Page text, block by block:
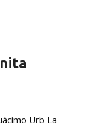
Urb La